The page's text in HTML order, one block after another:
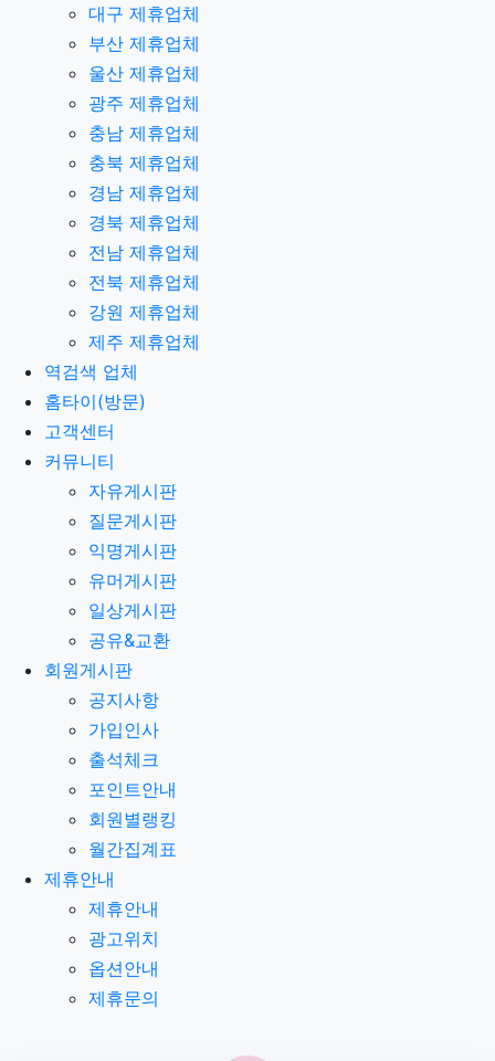
대구 제휴업체
부산 제휴업체
울산 제휴업체
광주 제휴업체
충남 제휴업체
충북 제휴업체
경남 제휴업체
경북 제휴업체
전남 제휴업체
전북 제휴업체
강원 제휴업체
제주 제휴업체
역검색 업체
홈타이(방문)
고객센터
커뮤니티
자유게시판
질문게시판
익명게시판
유머게시판
일상게시판
공유&교환
회원게시판
공지사항
가입인사
출석체크
포인트안내
회원별랭킹
월간집계표
제휴안내
제휴안내
광고위치
옵션안내
제휴문의